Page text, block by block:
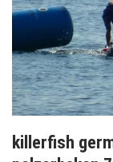
killerfish